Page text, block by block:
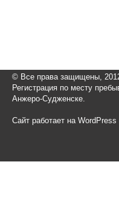
© Все права защищены,
Регистрация по месту
Анжеро-Судженске.
Сайт работает на WordPress